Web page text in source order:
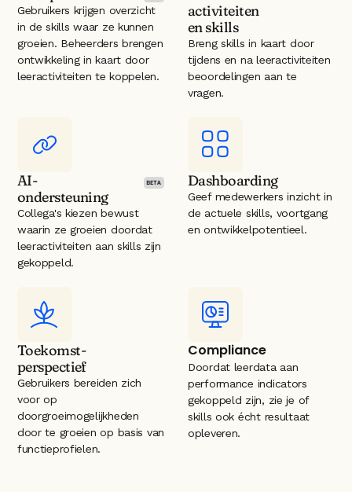
Gebruikers krijgen overzicht
in de skills waar ze kunnen
groeien. Beheerders brengen
ontwikkeling in kaart door
leeractiviteiten te koppelen.
activiteiten
en skills
Breng skills in kaart door
tijdens en na leeractiviteiten
beoordelingen aan te
vragen.
AI-
ondersteuning
Collega's kiezen bewust
waarin ze groeien doordat
leeractiviteiten aan skills zijn
gekoppeld.
Dashboarding
Geef medewerkers inzicht in
de actuele skills, voortgang
en ontwikkelpotentieel.
Toekomst-
perspectief
Gebruikers bereiden zich
voor op
doorgroeimogelijkheden
door te groeien op basis van
functieprofielen.
Compliance
Doordat leerdata aan
performance indicators
gekoppeld zijn, zie je of
skills ook écht resultaat
opleveren.